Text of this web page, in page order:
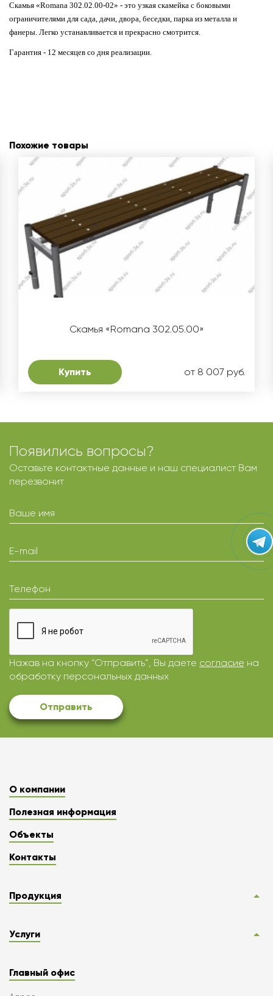
Скамья «Romana 302.02.00-02» - это узкая скамейка с боковыми
ограничителями для сада, дачи, двора, беседки, парка из металла и
фанеры. Легко устанавливается и прекрасно смотрится.
Гарантия - 12 месяцев со дня реализации.
Похожие товары
Скамья «Romana 302.05.00»
Купить от 8 007 руб.
Появились вопросы?
Оставьте контактные данные и наш специалист Вам
перезвонит
Ваше имя
E-mail
Телефон
Нажав на кнопку “Отправить”, Вы даете согласие на
обработку персональных данных
Отправить
О компании
Полезная информация
Объекты
Контакты
Продукция
Услуги
Главный офис